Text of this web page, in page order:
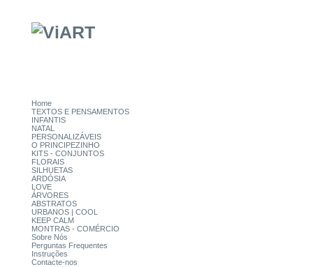
Home
TEXTOS E PENSAMENTOS
INFANTIS
NATAL
PERSONALIZÁVEIS
O PRINCIPEZINHO
KITS - CONJUNTOS
FLORAIS
SILHUETAS
ARDÓSIA
LOVE
ÁRVORES
ABSTRATOS
URBANOS | COOL
KEEP CALM
MONTRAS - COMÉRCIO
Sobre Nós
Perguntas Frequentes
Instruções
Contacte-nos